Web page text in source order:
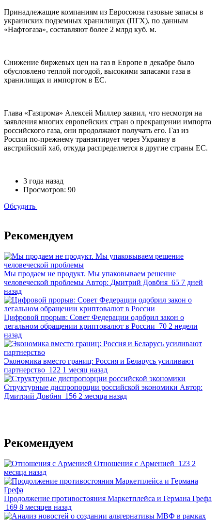
Принадлежащие компаниям из Евросоюза газовые запасы в
украинских подземных хранилищах (ПГХ), по данным
«Нафтогаза», составляют более 2 млрд куб. м.
Снижение биржевых цен на газ в Европе в декабре было
обусловлено теплой погодой, высокими запасами газа в
хранилищах и импортом в ЕС.
Глава «Газпрома» Алексей Миллер заявил, что несмотря на
заявления многих европейских стран о прекращении импорта
российского газа, они продолжают получать его. Газ из
России по-прежнему транзитирует через Украину в
австрийский хаб, откуда распределяется в другие страны ЕС.
3 года назад
Просмотров: 90
Обсудить
Рекомендуем
Мы продаем не продукт. Мы упаковываем решение
человеческой проблемы Автор: Дмитрий Довбня 65 7 дней
назад
Цифровой прорыв: Совет Федерации одобрил закон о
легальном обращении криптовалют в России 70 2 недели
назад
Экономика вместо границ: Россия и Беларусь усиливают
партнерство 122 1 месяц назад
Структурные диспропорции российской экономики Автор:
Дмитрий Довбня 156 2 месяца назад
Рекомендуем
Отношения с Арменией 123 2
месяца назад
Продолжение противостояния Маркетплейса и Германа Грефа
169 8 месяцев назад